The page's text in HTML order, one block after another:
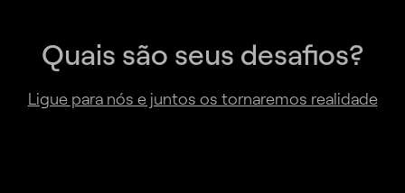
Quais são seus desafios?
Ligue para nós e juntos os tornaremos realidade